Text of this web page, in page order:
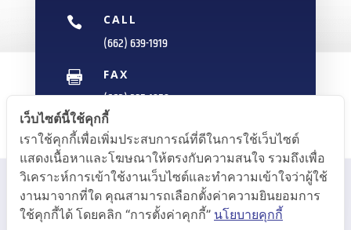
 CALL
(662) 639-1919
 FAX
(662) 235-1959
 E-MAIL
info@sittipol.com
เว็บไซต์นี้ใช้คุกกี้
เราใช้คุกกี้เพื่อเพิ่มประสบการณ์ที่ดีในการใช้เว็บไซต์
แสดงเนื้อหาและโฆษณาให้ตรงกับความสนใจ รวมถึงเพื่อ
วิเคราะห์การเข้าใช้งานเว็บไซต์และทำความเข้าใจว่าผู้ใช้
งานมาจากที่ใด คุณสามารถเลือกตั้งค่าความยินยอมการ
ใช้คุกกี้ได้ โดยคลิก “การตั้งค่าคุกกี้” นโยบายคุกกี้